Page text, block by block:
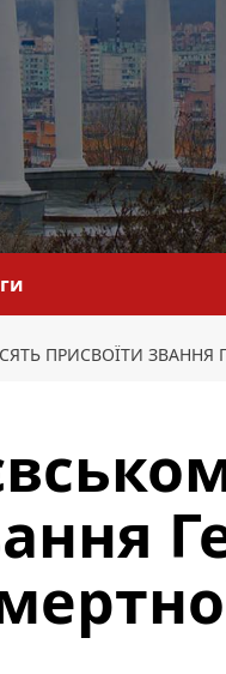
ПРИСВОЇТИ ЗВАННЯ